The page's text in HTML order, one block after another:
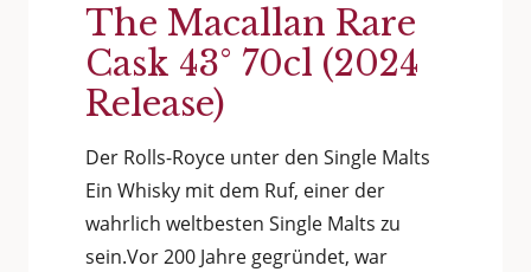
The Macallan Rare
Cask 43° 70cl (2024
Release)
Der Rolls-Royce unter den Single Malts
Ein Whisky mit dem Ruf, einer der
wahrlich weltbesten Single Malts zu
sein.Vor 200 Jahre gegründet, war